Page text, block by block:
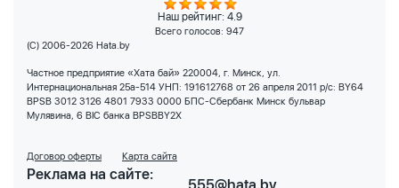
Наш рейтинг: 4.9
Всего голосов: 947
(C) 2006-2026 Hata.by
Частное предприятие «Хата бай» 220004, г. Минск, ул.
Интернациональная 25а-514 УНП: 191612768 от 26 апреля 2011 р/с: BY64
BPSB 3012 3126 4801 7933 0000 БПС-Сбербанк Минск бульвар
Мулявина, 6 BIC банка BPSBBY2X
Договор оферты Карта сайта
Реклама на сайте: